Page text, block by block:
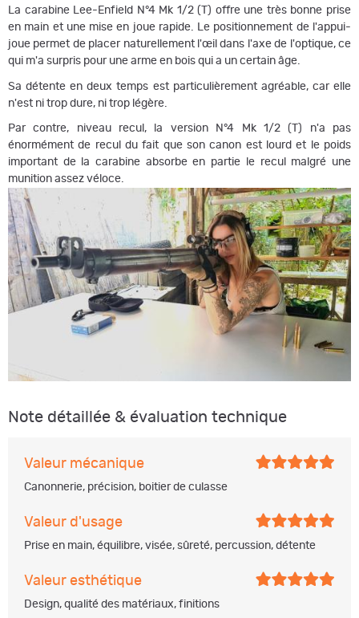
La carabine Lee-Enfield N°4 Mk 1/2 (T) offre une très bonne prise
en main et une mise en joue rapide. Le positionnement de l'appui-
joue permet de placer naturellement l'œil dans l'axe de l'optique, ce
qui m'a surpris pour une arme en bois qui a un certain âge.
Sa détente en deux temps est particulièrement agréable, car elle
n'est ni trop dure, ni trop légère.
Par contre, niveau recul, la version N°4 Mk 1/2 (T) n'a pas
énormément de recul du fait que son canon est lourd et le poids
important de la carabine absorbe en partie le recul malgré une
munition assez véloce.
Note détaillée & évaluation technique
Valeur mécanique
Canonnerie, précision, boitier de culasse
Valeur d'usage
Prise en main, équilibre, visée, sûreté, percussion, détente
Valeur esthétique
Design, qualité des matériaux, finitions